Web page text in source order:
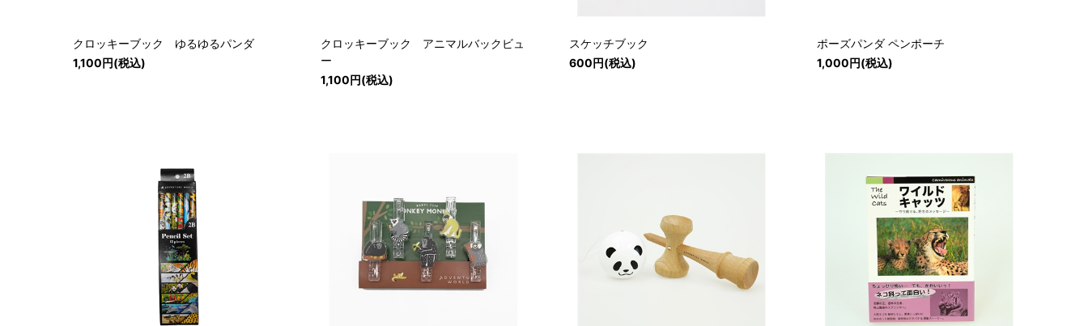
クロッキーブック ゆるゆるパンダ
1,100円(税込)
クロッキーブック アニマルバックビュ
ー
1,100円(税込)
スケッチブック
600円(税込)
ポーズパンダ ペンポーチ
1,000円(税込)